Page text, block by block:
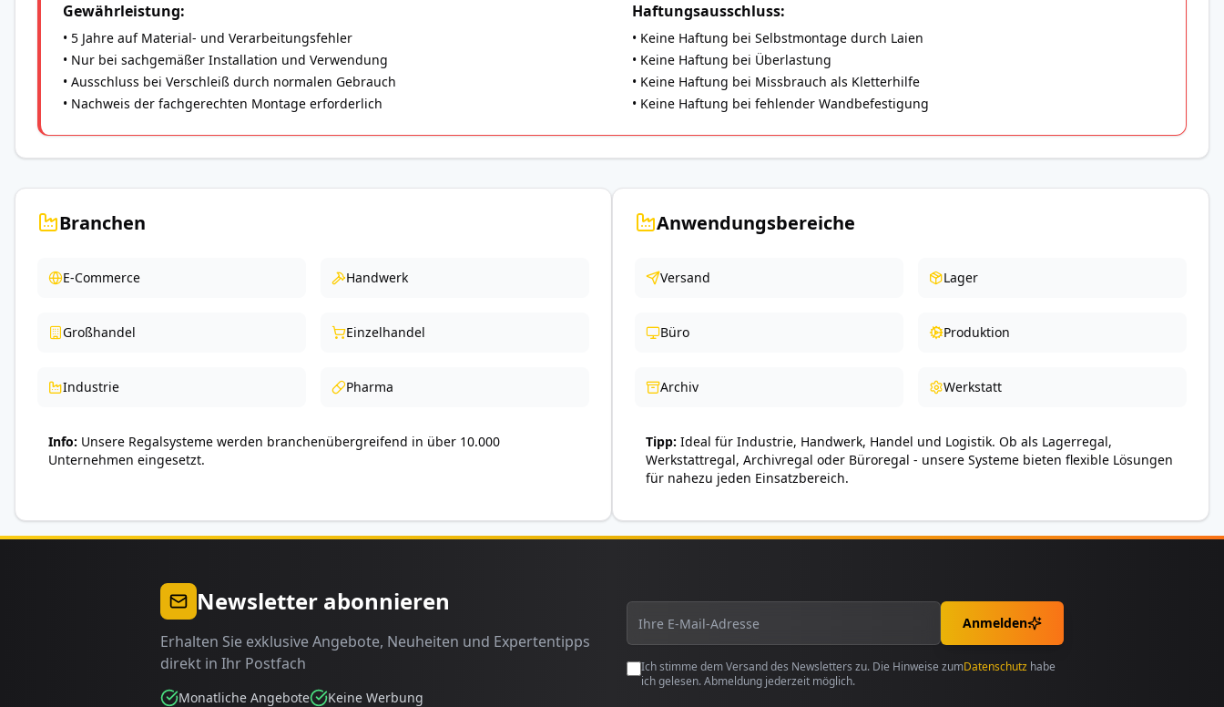
Gewährleistung:
• 5 Jahre auf Material- und Verarbeitungsfehler
• Nur bei sachgemäßer Installation und Verwendung
• Ausschluss bei Verschleiß durch normalen Gebrauch
• Nachweis der fachgerechten Montage erforderlich
Haftungsausschluss:
• Keine Haftung bei Selbstmontage durch Laien
• Keine Haftung bei Überlastung
• Keine Haftung bei Missbrauch als Kletterhilfe
• Keine Haftung bei fehlender Wandbefestigung
Branchen
E-Commerce Handwerk
Großhandel Einzelhandel
Industrie Pharma
Info Unsere Regalsysteme werden branchenübergreifend in über 10.000
Unternehmen eingesetzt.
Anwendungsbereiche
Versand Lager
Büro Produktion
Archiv Werkstatt
Tipp Ideal für Industrie, Handwerk, Handel und Logistik. Ob als Lagerregal,
Werkstattregal, Archivregal oder Büroregal - unsere Systeme bieten flexible Lösungen
für nahezu jeden Einsatzbereich.
Newsletter abonnieren
Erhalten Sie exklusive Angebote, Neuheiten und Expertentipps
direkt in Ihr Postfach
Monatliche Angebote Keine Werbung
Anmelden
Ich stimme dem Versand des Newsletters zu. Die Hinweise zumDatenschutz habe
ich gelesen. Abmeldung jederzeit möglich.